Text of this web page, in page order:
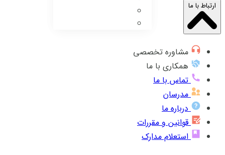
ارتباط با ما
مشاوره تخصصی
همکاری با ما
تماس با ما
مدرسان
درباره ما
قوانین و مقررات
استعلام مدارک